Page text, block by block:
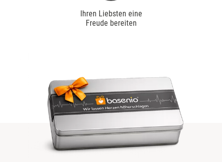
Ihren Liebsten eine
Freude bereiten